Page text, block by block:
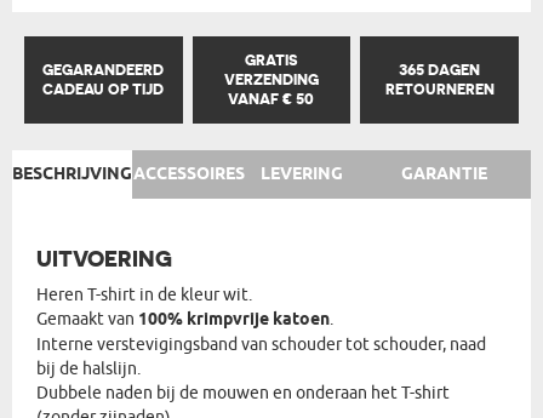
GEGARANDEERD
CADEAU OP TIJD
GRATIS
VERZENDING
VANAF € 50
365 DAGEN
RETOURNEREN
BESCHRIJVINGACCESSOIRES LEVERING GARANTIE
UITVOERING
Heren T-shirt in de kleur wit.
Gemaakt van 100% krimpvrije katoen.
Interne verstevigingsband van schouder tot schouder, naad
bij de halslijn.
Dubbele naden bij de mouwen en onderaan het T-shirt